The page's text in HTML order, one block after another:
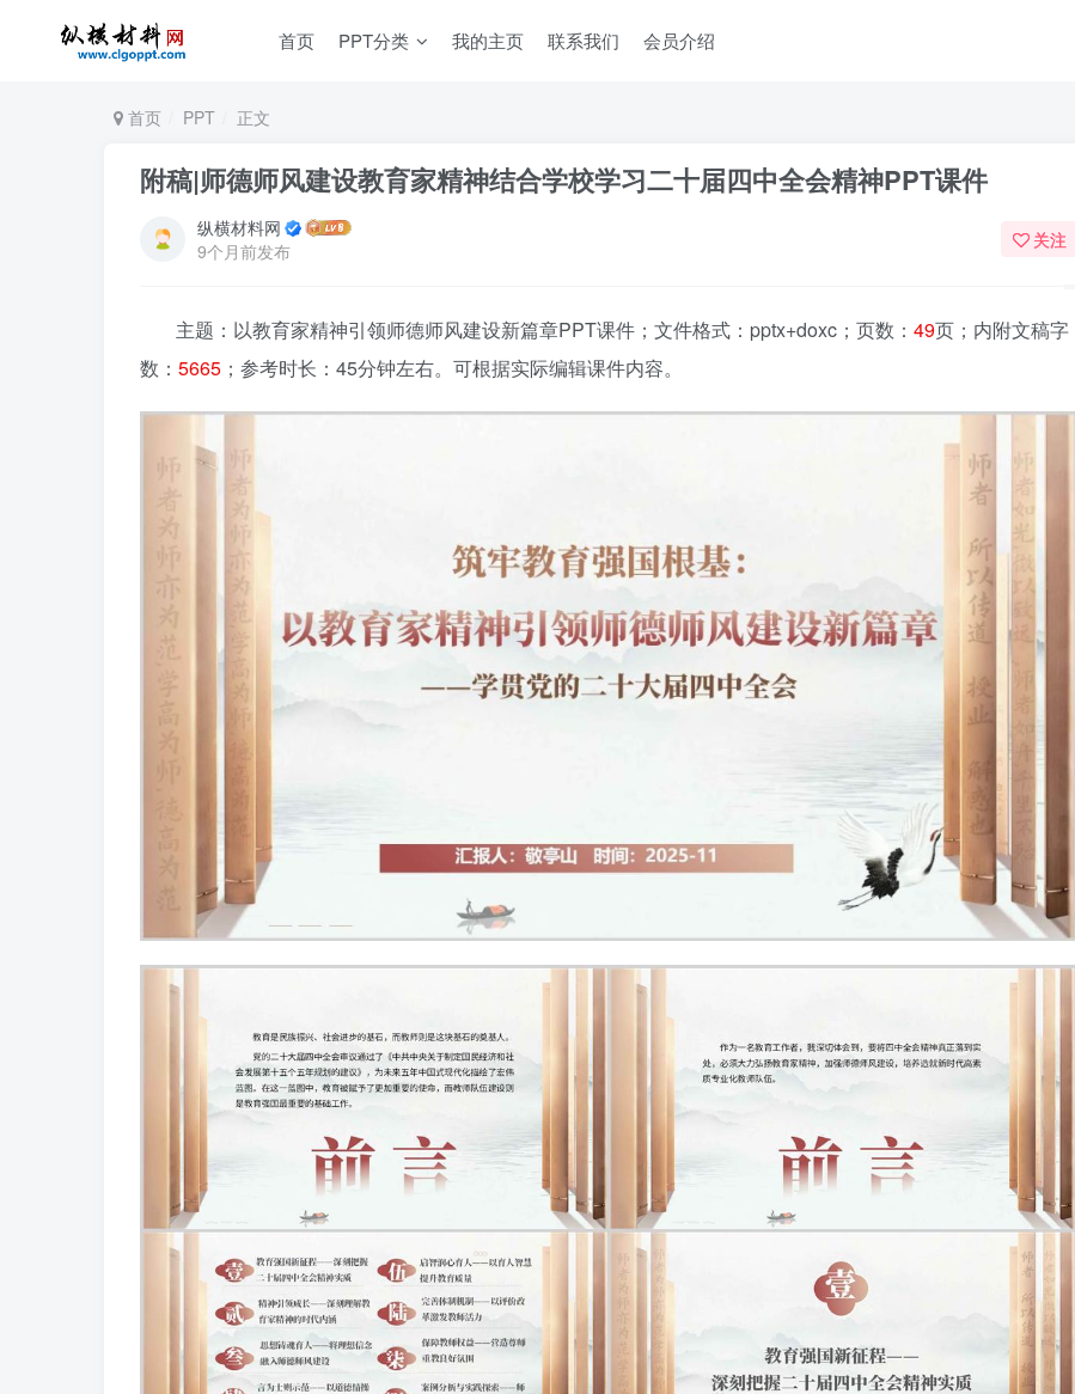
首页 PPT分类 我的主页 联系我们 会员介绍
首页 PPT 正文
附稿|师德师风建设教育家精神结合学校学习二十届四中全会精神PPT课件
纵横材料网
9个月前发布
关注
主题：以教育家精神引领师德师风建设新篇章PPT课件 ；文件格式：pptx+doxc；页数： 49页；内附文稿字
数： 5665 ；参考时长：45分钟左右。可根据实际编辑课件内容。